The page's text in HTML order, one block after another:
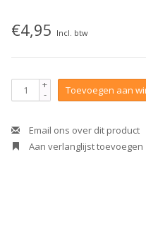
€4,95 Incl. btw
+
- Toevoegen aan
Email ons over dit product
Aan verlanglijst toevoegen